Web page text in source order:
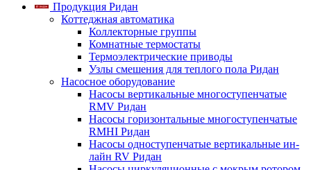
Продукция Ридан
Коттеджная автоматика
Коллекторные группы
Комнатные термостаты
Термоэлектрические приводы
Узлы смешения для теплого пола Ридан
Насосное оборудование
Насосы вертикальные многоступенчатые
RMV Ридан
Насосы горизонтальные многоступенчатые
RMHI Ридан
Насосы одноступенчатые вертикальные ин-
лайн RV Ридан